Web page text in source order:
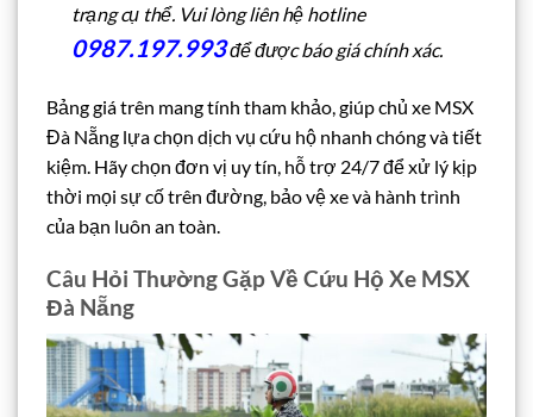
trạng cụ thể. Vui lòng liên hệ hotline
0987.197.993để được báo giá chính xác.
Bảng giá trên mang tính tham khảo, giúp chủ xe MSX
Đà Nẵng lựa chọn dịch vụ cứu hộ nhanh chóng và tiết
kiệm. Hãy chọn đơn vị uy tín, hỗ trợ 24/7 để xử lý kịp
thời mọi sự cố trên đường, bảo vệ xe và hành trình
của bạn luôn an toàn.
Câu Hỏi Thường Gặp Về Cứu Hộ Xe MSX
Đà Nẵng